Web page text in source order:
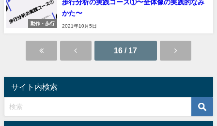
動作・歩行
歩行分析の実践コース①〜全体像の実践的なみ
かた〜
2021年10月5日
16 / 17
サイト内検索